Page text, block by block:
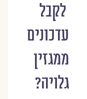
לקבל
עדכונים
ממגזין
גלויה?